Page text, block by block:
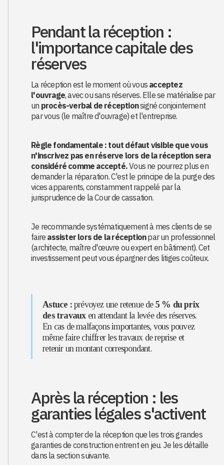
Pendant la réception :
l'importance capitale des
réserves
La réception est le moment où vous acceptez
l'ouvrage, avec ou sans réserves. Elle se matérialise par
un procès-verbal de réceptionsigné conjointement
par vous (le maître d'ouvrage) et l'entreprise.
Règle fondamentale : tout défaut visible que vous
n'inscrivez pas en réserve lors de la réception sera
considéré comme accepté.Vous ne pourrez plus en
demander la réparation. C'est le principe de la purge des
vices apparents, constamment rappelé par la
jurisprudence de la Cour de cassation.
Je recommande systématiquement à mes clients de se
faire assister lors de la réceptionpar un professionnel
(architecte, maître d'œuvre ou expert en bâtiment). Cet
investissement peut vous épargner des litiges coûteux.
Astuce :prévoyez une retenue de 5 % du prix
des travauxen attendant la levée des réserves.
En cas de malfaçons importantes, vous pouvez
même faire chiffrer les travaux de reprise et
retenir un montant correspondant.
Après la réception : les
garanties légales s'activent
C'est à compter de la réception que les trois grandes
garanties de construction entrent en jeu. Je les détaille
dans la section suivante.